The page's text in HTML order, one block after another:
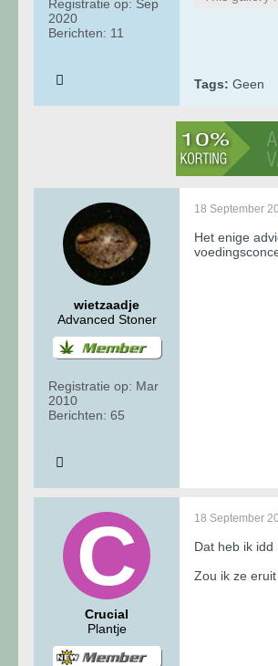
Registratie op: Sep
2020
Berichten: 11
Tags: Geen
wietzaadje
Advanced Stoner
Registratie op: Mar
2010
Berichten: 65
18 September
Het enige
Crucial
Plantje
18 September
Dat heb ik
Zou ik ze